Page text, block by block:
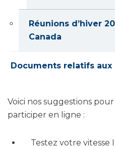
Réunions d’hiver
Canada
Documents relatifs
Voici nos suggestions
participer en ligne :
Testez votre vitesse